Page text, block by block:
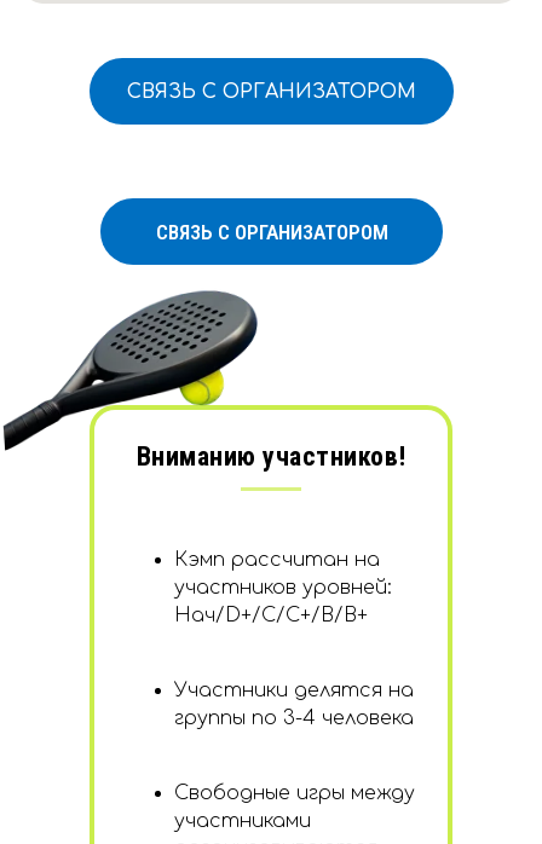
СВЯЗЬ С ОРГАНИЗАТОРОМ
Кэмп рассчитан на
участников уровней:
Нач/D+/C/C+/B/B+
Участники делятся на
группы по 3-4 человека
Свободные игры между
участниками
Вниманию участников!
СВЯЗЬ С ОРГАНИЗАТОРОМ